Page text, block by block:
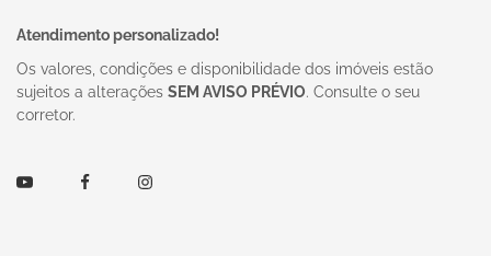
Atendimento personalizado!
Os valores, condições e disponibilidade dos imóveis estão
sujeitos a alterações SEM AVISO PRÉVIO. Consulte o seu
corretor.
Youtube FacebookInstagram